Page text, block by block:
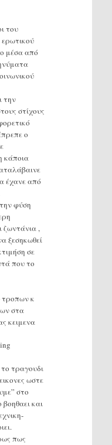
του
μέσα από
την
στίχους
ο
κάποια
έχανε από
φύση
ζωντάνια ,
ξεσηκωθεί
σε
που το
τροπων κ
στα
κειμενα
τραγουδι
ωστε
στο
και
πως